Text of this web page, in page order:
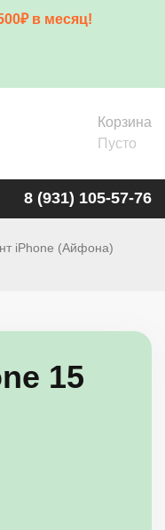
в месяц!
Корзина
Пусто
8 (931) 105-57-76
iPhone (Айфона)
15